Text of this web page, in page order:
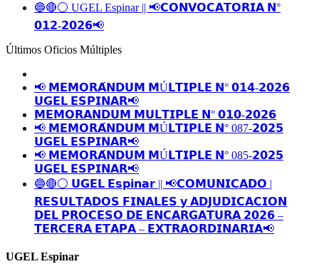
🔵🔴⚪️ UGEL Espinar || 📢𝗖𝗢𝗡𝗩𝗢𝗖𝗔𝗧𝗢𝗥𝗜𝗔 𝗡°
𝟬𝟭𝟮-𝟮𝟬𝟮𝟲📢
Últimos Oficios Múltiples
📢 𝗠𝗘𝗠𝗢𝗥𝗔́𝗡𝗗𝗨𝗠 𝗠Ú𝗟𝗧𝗜𝗣𝗟𝗘 𝗡° 𝟬𝟭𝟰-𝟮𝟬𝟮𝟲
𝗨𝗚𝗘𝗟 𝗘𝗦𝗣𝗜𝗡𝗔𝗥📢
𝗠𝗘𝗠𝗢𝗥𝗔𝗡𝗗𝗨𝗠 𝗠𝗨𝗟𝗧𝗜𝗣𝗟𝗘 𝗡° 𝟬𝟭𝟬-𝟮𝟬𝟮𝟲
📢 𝗠𝗘𝗠𝗢𝗥𝗔́𝗡𝗗𝗨𝗠 𝗠Ú𝗟𝗧𝗜𝗣𝗟𝗘 𝗡° 087-𝟮𝟬𝟮𝟱
𝗨𝗚𝗘𝗟 𝗘𝗦𝗣𝗜𝗡𝗔𝗥📢
📢 𝗠𝗘𝗠𝗢𝗥𝗔́𝗡𝗗𝗨𝗠 𝗠Ú𝗟𝗧𝗜𝗣𝗟𝗘 𝗡° 085-𝟮𝟬𝟮𝟱
𝗨𝗚𝗘𝗟 𝗘𝗦𝗣𝗜𝗡𝗔𝗥📢
🔵🔴⚪️ 𝗨𝗚𝗘𝗟 𝗘𝘀𝗽𝗶𝗻𝗮𝗿 || 📢𝗖𝗢𝗠𝗨𝗡𝗜𝗖𝗔𝗗𝗢 |
𝗥𝗘𝗦𝗨𝗟𝗧𝗔𝗗𝗢𝗦 𝗙𝗜𝗡𝗔𝗟𝗘𝗦 𝘆 𝗔𝗗𝗝𝗨𝗗𝗜𝗖𝗔𝗖𝗜𝗢𝗡
𝗗𝗘𝗟 𝗣𝗥𝗢𝗖𝗘𝗦𝗢 𝗗𝗘 𝗘𝗡𝗖𝗔𝗥𝗚𝗔𝗧𝗨𝗥𝗔 𝟮𝟬𝟮𝟲 –
𝗧𝗘𝗥𝗖𝗘𝗥𝗔 𝗘𝗧𝗔𝗣𝗔 – 𝗘𝗫𝗧𝗥𝗔𝗢𝗥𝗗𝗜𝗡𝗔𝗥𝗜𝗔📢
UGEL Espinar